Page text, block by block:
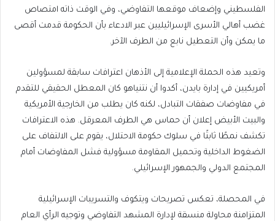
الفلسطيني وإضعاف موقعها التفاوضي، وفي الوقت ذاته امتصاص
غضب أهالي الأسرى الإسرائيليين عبر الادعاء بأن الحكومة قدمت أقصى
ما يمكن وأن التعطيل نابع من الطرف الآخر.
وتعيد هذه الحملة الإعلامية إلى الأذهان اعترافات سابقة لمسؤولين
أمريكيين في إدارة بايدن، أكدوا أن نتنياهو كان المعطل الحقيقي للتقدم
في مفاوضات صفقات التبادل، لكنه كان يطلب من الخارجية الأمريكية
والبيت الأبيض إعلان أن حماس هي الطرف المعرقل. هذه الاعترافات
تكشف نمطًا ثابتًا في سلوك حكومة الاحتلال، يقوم على الالتفاف على
الضغوط الداخلية وتحميل المقاومة مسؤولية فشل المفاوضات أمام
المجتمع الدولي والجمهور الإسرائيلي.
في المحصلة، تعكس تصريحات ويتكوف والتسريبات الإسرائيلية
المتزامنة محاولة منسقة لإدارة المشهد التفاوضي وتوجيه الرأي العام